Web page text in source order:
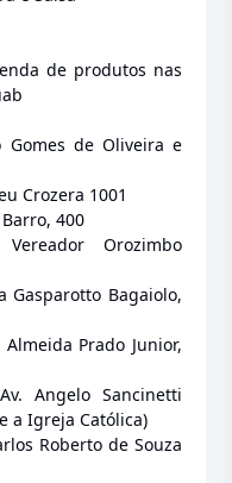
de produtos nas
Gomes de Oliveira e
Crozera 1001
400
Orozimbo
Gasparotto Bagaiolo,
Prado Junior,
Angelo Sancinetti
a Igreja Católica)
Roberto de Souza